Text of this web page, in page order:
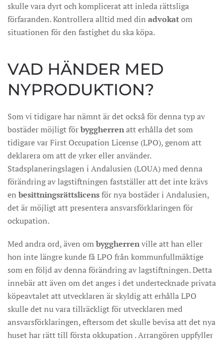
skulle vara dyrt och komplicerat att inleda rättsliga
förfaranden. Kontrollera alltid med din advokatom
situationen för den fastighet du ska köpa.
VAD HÄNDER MED
NYPRODUKTION?
Som vi tidigare har nämnt är det också för denna typ av
bostäder möjligt förbyggherrenatt erhålla det som
tidigare var First Occupation License (LPO), genom att
deklarera om att de yrker eller använder.
Stadsplaneringslagen i Andalusien (LOUA) med denna
förändring av lagstiftningen fastställer att det inte krävs
en besittningsrättslicensför nya bostäder i Andalusien,
det är möjligt att presentera ansvarsförklaringen för
ockupation.
Med andra ord, även ombyggherrenville att han eller
hon inte längre kunde få LPO från kommunfullmäktige
som en följd av denna förändring av lagstiftningen. Detta
innebär att även om det anges i det undertecknade privata
köpeavtalet att utvecklaren är skyldig att erhålla LPO
skulle det nu vara tillräckligt för utvecklaren med
ansvarsförklaringen, eftersom det skulle bevisa att det nya
huset har rätt till första okkupation . Arrangören uppfyller